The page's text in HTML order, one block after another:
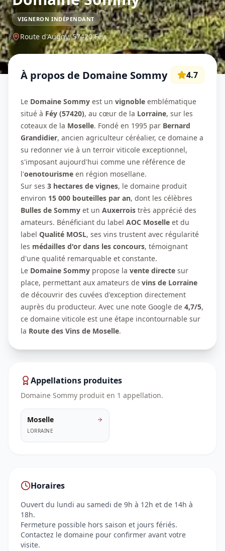
VIGNERON INDÉPENDANT
Route d'Augny,57420 Féy
À propos de Domaine Sommy 4.7
Le Domaine Sommy est un vignoble emblématique
situé à Féy (57420), au cœur de la Lorraine, sur les
coteaux de la Moselle. Fondé en 1995 par Bernard
Grandidier, ancien agriculteur céréalier, ce domaine a
su redonner vie à un terroir viticole exceptionnel,
s'imposant aujourd'hui comme une référence de
l'oenotourisme en région mosellane.
Sur ses 3 hectares de vignes, le domaine produit
environ 15 000 bouteilles par an, dont les célèbres
Bulles de Sommy et un Auxerrois très apprécié des
amateurs. Bénéficiant du label AOC Moselle et du
label Qualité MOSL, ses vins trustent avec régularité
les médailles d'or dans les concours, témoignant
d'une qualité remarquable et constante.
Le Domaine Sommy propose la vente directe sur
place, permettant aux amateurs de vins de Lorraine
de découvrir des cuvées d'exception directement
auprès du producteur. Avec une note Google de 4,7/5,
ce domaine viticole est une étape incontournable sur
la Route des Vins de Moselle.
Appellations produites
Domaine Sommy produit en 1 appellation.
Moselle
LORRAINE
Horaires
Ouvert du lundi au samedi de 9h à 12h et de 14h à
18h.
Fermeture possible hors saison et jours fériés.
Contactez le domaine pour confirmer avant votre
visite.